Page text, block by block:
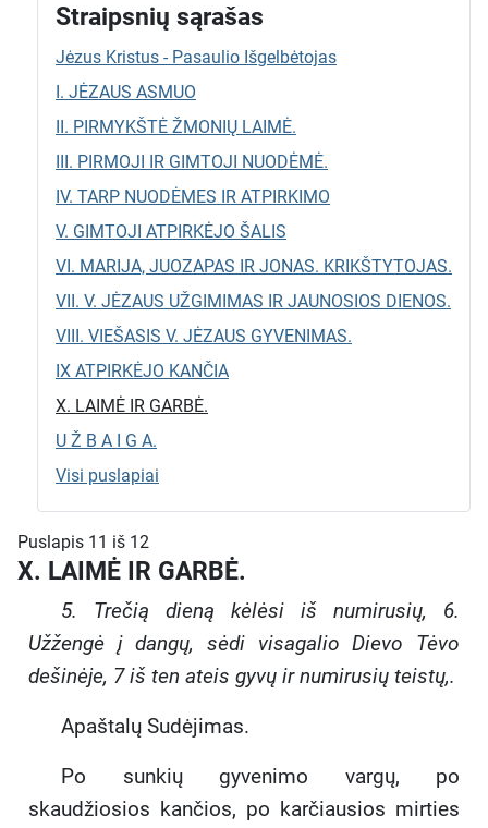
Straipsnių sąrašas
Jėzus Kristus - Pasaulio Išgelbėtojas
I. JĖZAUS ASMUO
II. PIRMYKŠTĖ ŽMONIŲ LAIMĖ.
III. PIRMOJI IR GIMTOJI NUODĖMĖ.
IV. TARP NUODĖMES IR ATPIRKIMO
V. GIMTOJI ATPIRKĖJO ŠALIS
VI. MARIJA, JUOZAPAS IR JONAS. KRIKŠTYTOJAS.
VII. V. JĖZAUS UŽGIMIMAS IR JAUNOSIOS DIENOS.
VIII. VIEŠASIS V. JĖZAUS GYVENIMAS.
IX ATPIRKĖJO KANČIA
X. LAIMĖ IR GARBĖ.
U Ž B A I G A.
Visi puslapiai
Puslapis 11 iš 12
X. LAIMĖ IR GARBĖ.
5. Trečią dieną kėlėsi iš numirusių, 6.
Užžengė į dangų, sėdi visagalio Dievo Tėvo
dešinėje, 7 iš ten ateis gyvų ir numirusių teistų,.
Apaštalų Sudėjimas.
Po sunkių gyvenimo vargų, po
skaudžiosios kančios, po karčiausios mirties